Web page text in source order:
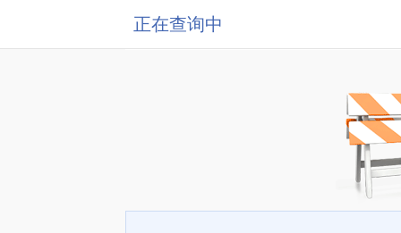
正在查询中